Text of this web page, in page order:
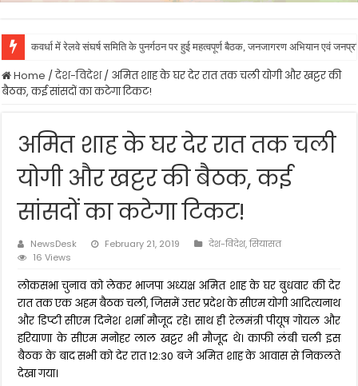
कवर्धा में रेलवे संघर्ष समिति के पुनर्गठन पर हुई महत्वपूर्ण बैठक, जनजागरण अभियान एवं
Home /देश-विदेश/ अमित शाह के घर देर रात तक चली योगी और खट्टर की
बैठक, कई सांसदों का कटेगा टिकट!
अमित शाह के घर देर रात तक चली
योगी और खट्टर की बैठक, कई
सांसदों का कटेगा टिकट!
NewsDesk February 21, 2019 देश-विदेश,सियासत
16 Views
लोकसभा चुनाव को लेकर भाजपा अध्यक्ष अमित शाह के घर बुधवार की देर
रात तक एक अहम बैठक चली, जिसमें उत्तर प्रदेश के सीएम योगी आदित्यनाथ
और डिप्टी सीएम दिनेश शर्मा मौजूद रहे। साथ ही रेलमंत्री पीयूष गोयल और
हरियाणा के सीएम मनोहर लाल खट्टर भी मौजूद थे। काफी लंबी चली इस
बैठक के बाद सभी को देर रात 12:30 बजे अमित शाह के आवास से निकलते
देखा गया।